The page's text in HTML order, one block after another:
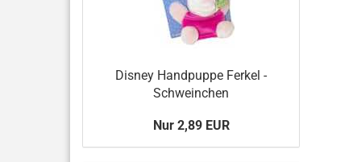
Disney Handpuppe Ferkel -
Schweinchen
Nur 2,89 EUR